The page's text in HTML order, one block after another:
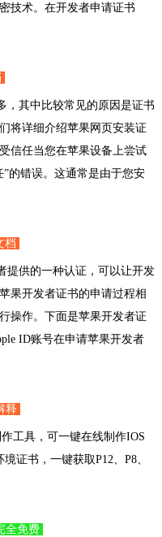
技术。在开发者申请证书
，其中比较常见的原因是证书
将详细介绍苹果网页安装证
信任当您在苹果设备上尝试
的错误。这通常是由于您安
档
提供的一种认证，可以让开发
果开发者证书的申请过程相
操作。下面是苹果开发者证
ID账号在申请苹果开发者
释
工具，可一键在线制作IOS
证书，一键获取P12、P8、
全免费